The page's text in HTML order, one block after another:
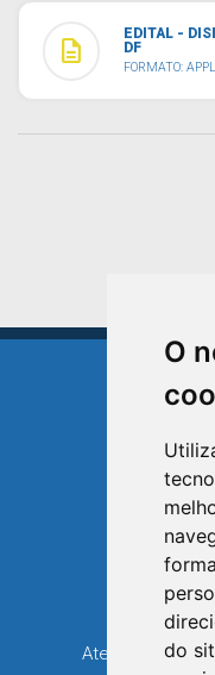
O
do
description
EDITAL -
DF
FORMATO:
Atendimento: